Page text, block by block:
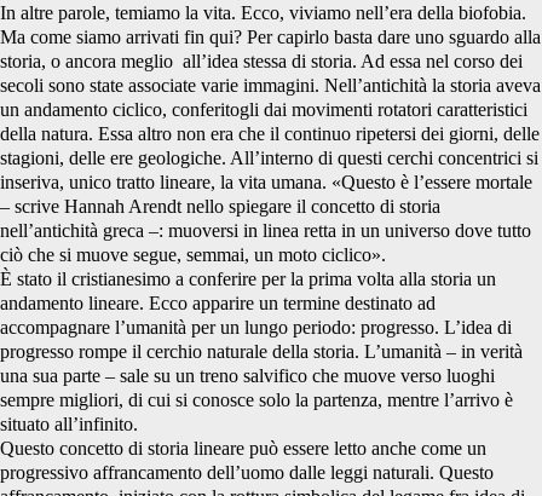
In altre parole, temiamo la vita. Ecco, viviamo nell’era della biofobia.
Ma come siamo arrivati fin qui? Per capirlo basta dare uno sguardo alla
storia, o ancora meglio all’idea stessa di storia. Ad essa nel corso dei
secoli sono state associate varie immagini. Nell’antichità la storia aveva
un andamento ciclico, conferitogli dai movimenti rotatori caratteristici
della natura. Essa altro non era che il continuo ripetersi dei giorni, delle
stagioni, delle ere geologiche. All’interno di questi cerchi concentrici si
inseriva, unico tratto lineare, la vita umana. «Questo è l’essere mortale
– scrive Hannah Arendt nello spiegare il concetto di storia
nell’antichità greca –: muoversi in linea retta in un universo dove tutto
ciò che si muove segue, semmai, un moto ciclico».
È stato il cristianesimo a conferire per la prima volta alla storia un
andamento lineare. Ecco apparire un termine destinato ad
accompagnare l’umanità per un lungo periodo: progresso. L’idea di
progresso rompe il cerchio naturale della storia. L’umanità – in verità
una sua parte – sale su un treno salvifico che muove verso luoghi
sempre migliori, di cui si conosce solo la partenza, mentre l’arrivo è
situato all’infinito.
Questo concetto di storia lineare può essere letto anche come un
progressivo affrancamento dell’uomo dalle leggi naturali. Questo